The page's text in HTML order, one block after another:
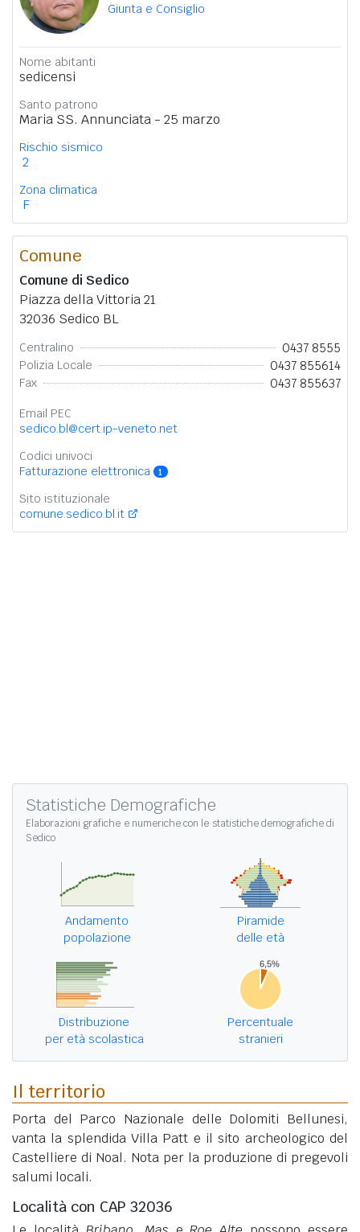
Giunta e Consiglio
Nome abitanti
sedicensi
Santo patrono
Maria SS. Annunciata - 25 marzo
Rischio sismico
2
Zona climatica
F
Comune
Comune di Sedico
Piazza della Vittoria 21
32036 Sedico BL
Centralino 0437 8555
Polizia Locale 0437 855614
Fax 0437 855637
Email PEC
sedico.bl@cert.ip-veneto.net
Codici univoci
Fatturazione elettronica
1
Sito istituzionale
comune.sedico.bl.it
Statistiche Demografiche
Elaborazioni grafiche e numeriche con le statistiche demografiche di
Sedico
Andamento
popolazione
Piramide
delle età
Distribuzione
per età scolastica
Percentuale
stranieri
Il territorio
Porta del Parco Nazionale delle Dolomiti Bellunesi,
vanta la splendida Villa Patt e il sito archeologico del
Castelliere di Noal. Nota per la produzione di pregevoli
salumi locali.
Località con CAP 32036